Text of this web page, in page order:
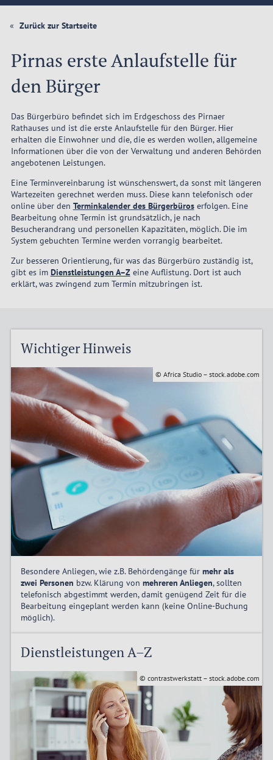
Zurück zur Startseite
Pirnas erste Anlaufstelle für
den Bürger
Das Bürgerbüro befindet sich im Erdgeschoss des Pirnaer
Rathauses und ist die erste Anlaufstelle für den Bürger. Hier
erhalten die Einwohner und die, die es werden wollen, allgemeine
Informationen über die von der Verwaltung und anderen Behörden
angebotenen Leistungen.
Eine Terminvereinbarung ist wünschenswert, da sonst mit längeren
Wartezeiten gerechnet werden muss. Diese kann telefonisch oder
online über den Terminkalender des Bürgerbüroserfolgen. Eine
Bearbeitung ohne Termin ist grundsätzlich, je nach
Besucherandrang und personellen Kapazitäten, möglich. Die im
System gebuchten Termine werden vorrangig bearbeitet.
Zur besseren Orientierung, für was das Bürgerbüro zuständig ist,
gibt es im Dienstleistungen A–Zeine Auflistung. Dort ist auch
erklärt, was zwingend zum Termin mitzubringen ist.
Wichtiger Hinweis
© Africa Studio – stock.adobe.com
Besondere Anliegen, wie z.B. Behördengänge für mehr als
zwei Personen bzw. Klärung von mehreren Anliegen, sollten
telefonisch abgestimmt werden, damit genügend Zeit für die
Bearbeitung eingeplant werden kann (keine Online-Buchung
möglich).
Dienstleistungen A–Z
© contrastwerkstatt – stock.adobe.com